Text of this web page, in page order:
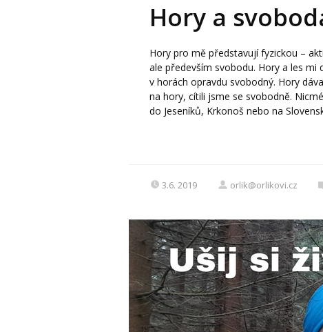
Hory a
Hory pro mě představují fyzickou –
ale především svobodu. Hory a les mi
v horách opravdu svobodný. Hory
na hory, cítili jsme se svobodně.
do Jeseníků, Krkonoš nebo na
3.6. 2019 orlik@orlikovi.cz